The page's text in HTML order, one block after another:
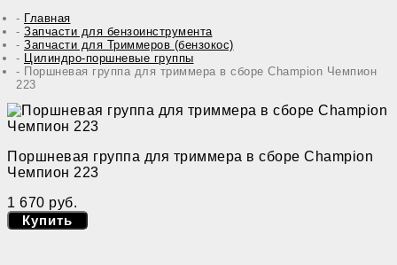
Главная
Запчасти для бензоинструмента
Запчасти для Триммеров (бензокос)
Цилиндро-поршневые группы
Поршневая группа для триммера в сборе Champion Чемпион
223
Поршневая группа для триммера в сборе Champion
Чемпион 223
1 670 руб.
Купить